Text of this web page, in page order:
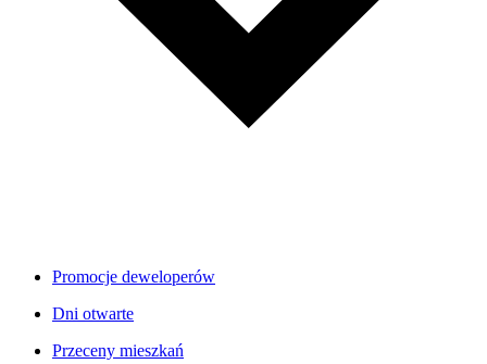
Promocje deweloperów
Dni otwarte
Przeceny mieszkań